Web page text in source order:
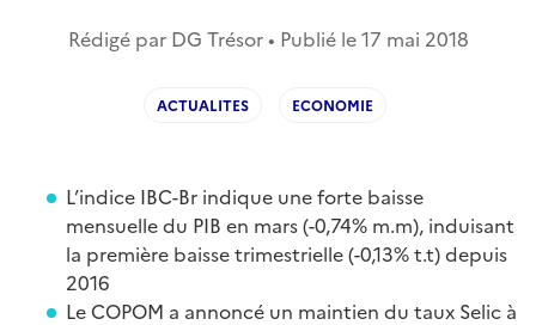
Rédigé par DG Trésor • Publié le17 mai 2018
ACTUALITES ECONOMIE
L’indice IBC-Br indique une forte baisse
mensuelle du PIB en mars (-0,74% m.m), induisant
la première baisse trimestrielle (-0,13% t.t) depuis
2016
Le COPOM a annoncé un maintien du taux Selic à